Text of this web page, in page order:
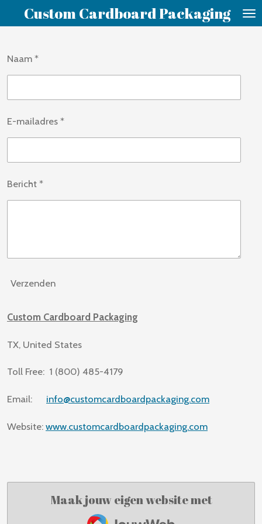
Custom Cardboard Packaging
Naam *
E-mailadres *
Bericht *
Verzenden
Custom Cardboard Packaging
TX, United States
Toll Free: 1 (800) 485-4179
Email: info@customcardboardpackaging.com
Website: www.customcardboardpackaging.com
Maak jouw eigen website met
JouwWeb